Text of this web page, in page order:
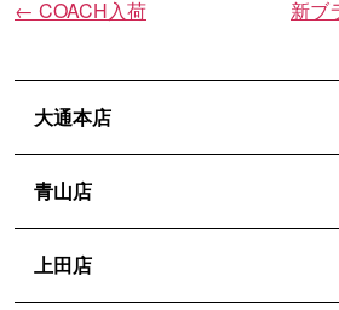
投
ナ
ゲ
← COACH入荷 新ブ
大通本店
青山店
上田店